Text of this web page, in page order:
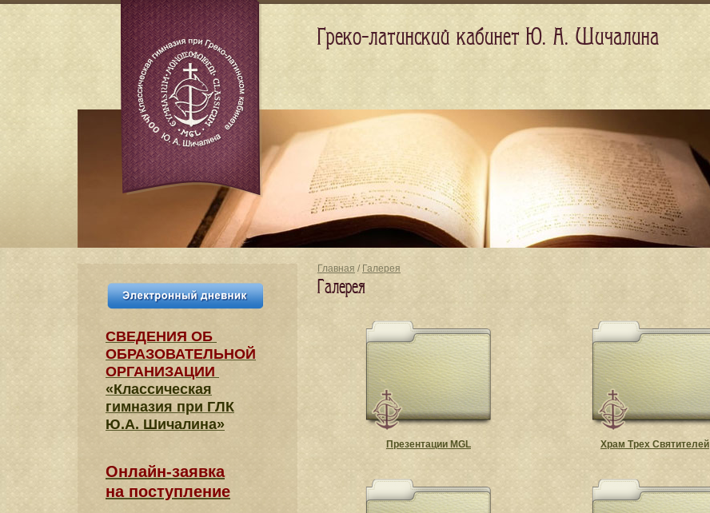
Главная / Галерея
Галерея
Презентации MGL Храм Трех Святителей
СВЕДЕНИЯ​ ОБ
ОБРАЗОВАТЕЛЬНОЙ
ОРГАНИЗАЦИИ
«Классическая
гимназия при ГЛК
Ю.А. Шичалина»
Онлайн-заявка
на поступление
Греко-латинский кабинет Ю. А. Шичалина